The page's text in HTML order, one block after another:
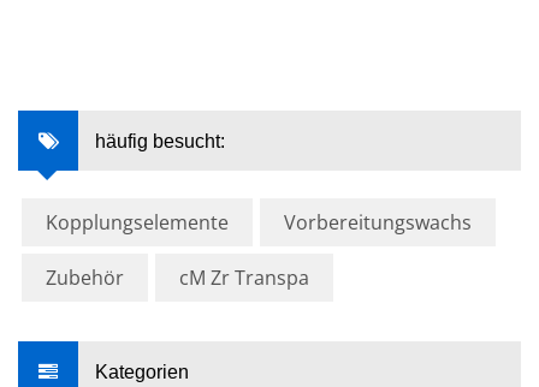
häufig besucht:
Kopplungselemente Vorbereitungswachs
Zubehör cM Zr Transpa
Kategorien